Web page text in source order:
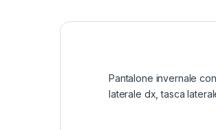
Pantalone invernale
laterale dx, tasca